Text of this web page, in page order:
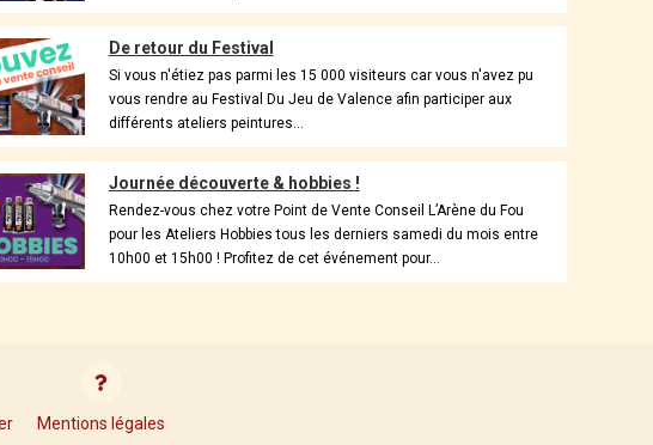
De retour du Festival
Si vous n'étiez pas parmi les 15 000 visiteurs car vous n'avez pu
vous rendre au Festival Du Jeu de Valence afin participer aux
différents ateliers peintures...
Journée découverte & hobbies !
Rendez-vous chez votre Point de Vente Conseil L’Arène du Fou
pour les Ateliers Hobbies tous les derniers samedi du mois entre
10h00 et 15h00 ! Profitez de cet événement pour...
Mentions légales